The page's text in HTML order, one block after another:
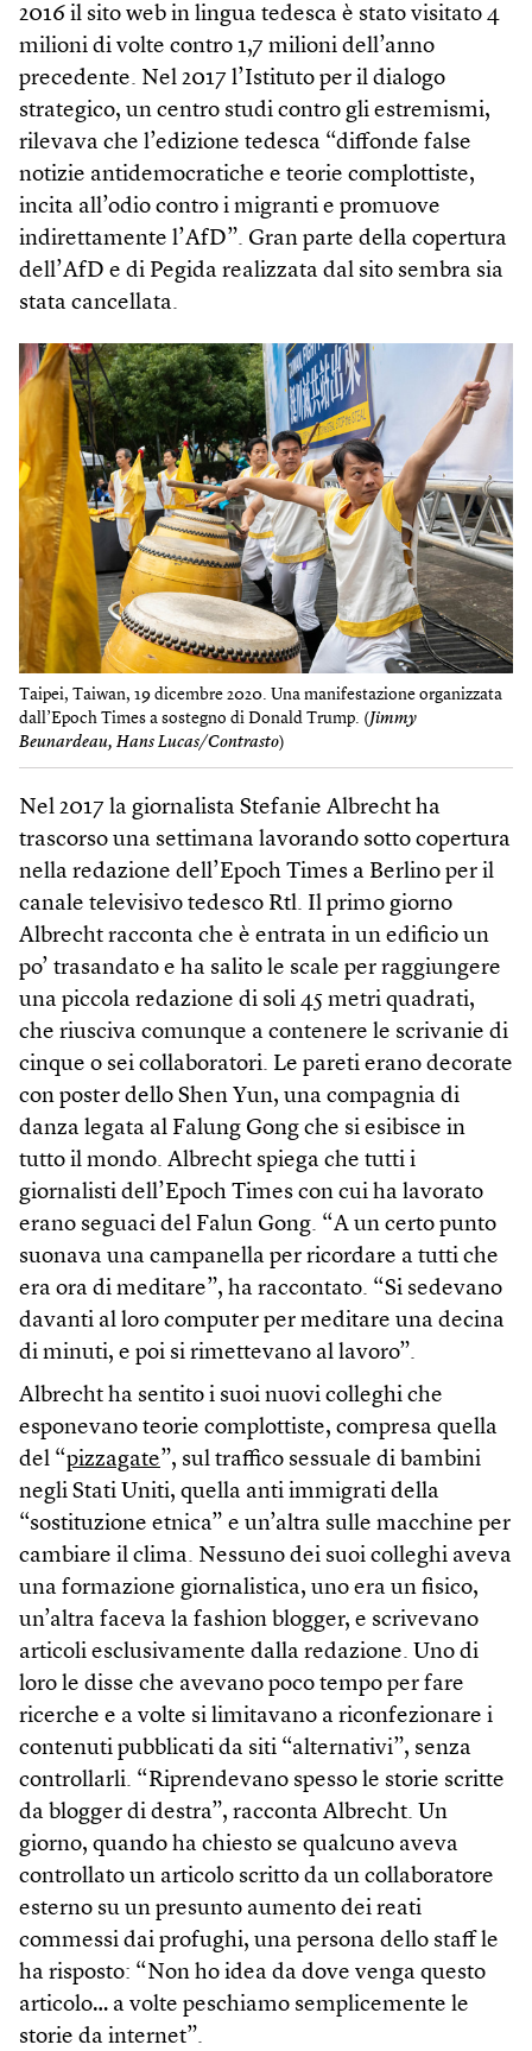
2016 il sito web in lingua tedesca è stato visitato 4
milioni di volte contro 1,7 milioni dell’anno
precedente. Nel 2017 l’Istituto per il dialogo
strategico, un centro studi contro gli estremismi,
rilevava che l’edizione tedesca “diffonde false
notizie antidemocratiche e teorie complottiste,
incita all’odio contro i migranti e promuove
indirettamente l’AfD”. Gran parte della copertura
dell’AfD e di Pegida realizzata dal sito sembra sia
stata cancellata.
Taipei, Taiwan, 19 dicembre 2020. Una manifestazione organizzata
dall’Epoch Times a sostegno di Donald Trump. (Jimmy
Beunardeau, Hans Lucas/Contrasto)
Nel 2017 la giornalista Stefanie Albrecht ha
trascorso una settimana lavorando sotto copertura
nella redazione dell’Epoch Times a Berlino per il
canale televisivo tedesco Rtl. Il primo giorno
Albrecht racconta che è entrata in un edificio un
po’ trasandato e ha salito le scale per raggiungere
una piccola redazione di soli 45 metri quadrati,
che riusciva comunque a contenere le scrivanie di
cinque o sei collaboratori. Le pareti erano decorate
con poster dello Shen Yun, una compagnia di
danza legata al Falung Gong che si esibisce in
tutto il mondo. Albrecht spiega che tutti i
giornalisti dell’Epoch Times con cui ha lavorato
erano seguaci del Falun Gong. “A un certo punto
suonava una campanella per ricordare a tutti che
era ora di meditare”, ha raccontato. “Si sedevano
davanti al loro computer per meditare una decina
di minuti, e poi si rimettevano al lavoro”.
Albrecht ha sentito i suoi nuovi colleghi che
esponevano teorie complottiste, compresa quella
del “pizzagate”, sul traffico sessuale di bambini
negli Stati Uniti, quella anti immigrati della
“sostituzione etnica” e un’altra sulle macchine per
cambiare il clima. Nessuno dei suoi colleghi aveva
una formazione giornalistica, uno era un fisico,
un’altra faceva la fashion blogger, e scrivevano
articoli esclusivamente dalla redazione. Uno di
loro le disse che avevano poco tempo per fare
ricerche e a volte si limitavano a riconfezionare i
contenuti pubblicati da siti “alternativi”, senza
controllarli. “Riprendevano spesso le storie scritte
da blogger di destra”, racconta Albrecht. Un
giorno, quando ha chiesto se qualcuno aveva
controllato un articolo scritto da un collaboratore
esterno su un presunto aumento dei reati
commessi dai profughi, una persona dello staff le
ha risposto: “Non ho idea da dove venga questo
articolo… a volte peschiamo semplicemente le
storie da internet”.